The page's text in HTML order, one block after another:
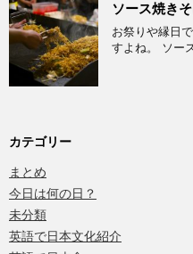
ソース焼き
お祭りや縁日
すよね。 ソー
カテゴリー
まとめ
今日は何の日？
未分類
英語で日本文化紹介